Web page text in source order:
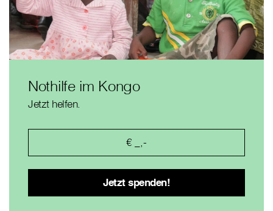
Nothilfe im Kongo
Jetzt helfen.